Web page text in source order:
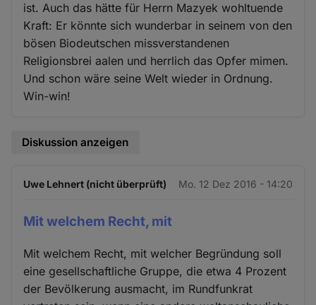
ist. Auch das hätte für Herrn Mazyek wohltuende
Kraft: Er könnte sich wunderbar in seinem von den
bösen Biodeutschen missverstandenen
Religionsbrei aalen und herrlich das Opfer mimen.
Und schon wäre seine Welt wieder in Ordnung.
Win-win!
Diskussion anzeigen
Uwe Lehnert (nicht überprüft) Mo. 12 Dez 2016 - 14:20
Mit welchem Recht, mit
Mit welchem Recht, mit welcher Begründung soll
eine gesellschaftliche Gruppe, die etwa 4 Prozent
der Bevölkerung ausmacht, im Rundfunkrat